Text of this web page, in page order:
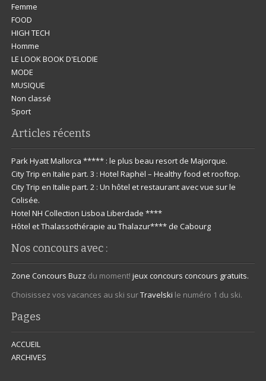
Femme
FOOD
HIGH TECH
Homme
LE LOOK BOOK D'ELODIE
MODE
MUSIQUE
Non classé
Sport
Articles récents
Park Hyatt Mallorca ***** : le plus beau resort de Majorque.
City Trip en Italie part. 3 : Hotel Raphël – Healthy food et rooftop.
City Trip en Italie part. 2 : Un hôtel et restaurant avec vue sur le
Colisée.
Hotel NH Collection Lisboa Liberdade ****
Hôtel et Thalassothérapie au Thalazur**** de Cabourg
Nos concours avec :
Zone Concours Buzz du moment!jeux concours concours gratuits.
Choisissez vos vacances au ski surTravelski le numéro 1 du ski.
Pages
ACCUEIL
ARCHIVES